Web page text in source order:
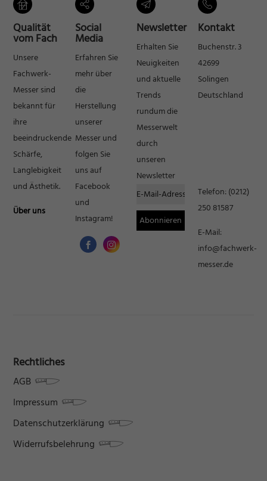
Qualität
vom Fach
Unsere
Fachwerk-
Messer sind
bekannt für
ihre
beeindruckende
Schärfe,
Langlebigkeit
und Ästhetik.
Über uns
Social
Media
Erfahren Sie
mehr über
die
Herstellung
unserer
Messer und
folgen Sie
uns auf
Facebook
und
Instagram!
Newsletter
Erhalten Sie
Neuigkeiten
und aktuelle
Trends
rundum die
Messerwelt
durch
unseren
Newsletter
Kontakt
Buchenstr. 3
42699
Solingen
Deutschland
Telefon: (0212)
250 81587
E-Mail:
info@fachwerk-
messer.de
Rechtliches
AGB
Impressum
Datenschutzerklärung
Widerrufsbelehrung
Inhalte von Videoplattformen und Social-Media-Plattformen werden
werden, bedarf der Zugriff auf diese Inhalte keiner manuellen Einwilligung
mehr.
Cookie-Informationen anzeigen
Datenschutzerklärung